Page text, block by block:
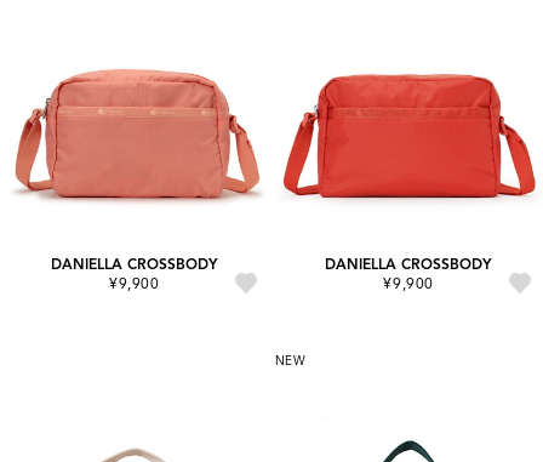
DANIELLA CROSSBODY
¥9,900
DANIELLA CROSSBODY
¥9,900
NEW